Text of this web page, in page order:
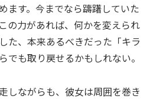
ます。今までなら躊躇していた
の力があれば、何かを変えられ
た、本来あるべきだった「キラ
でも取り戻せるかもしれない。
しながらも、彼女は周囲を巻き